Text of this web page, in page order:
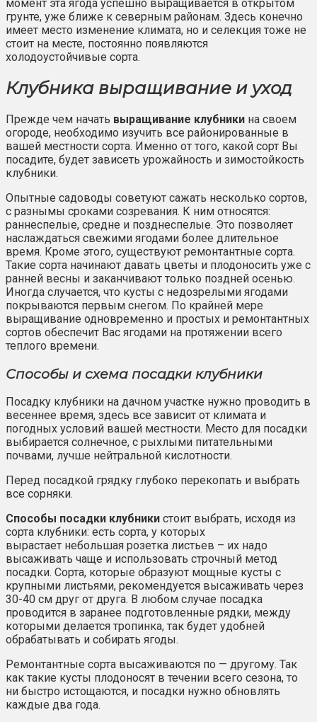
момент эта ягода успешно выращивается в открытом
грунте, уже ближе к северным районам. Здесь конечно
имеет место изменение климата, но и селекция тоже не
стоит на месте, постоянно появляются
холодоустойчивые сорта.
Клубника выращивание и уход
Прежде чем начать выращивание клубники на своем
огороде, необходимо изучить все районированные в
вашей местности сорта. Именно от того, какой сорт Вы
посадите, будет зависеть урожайность и зимостойкость
клубники.
Опытные садоводы советуют сажать несколько сортов,
с разнымы сроками созревания. К ним относятся:
раннеспелые, средне и позднеспелые. Это позволяет
наслаждаться свежими ягодами более длительное
время. Кроме этого, существуют ремонтантные сорта.
Такие сорта начинают давать цветы и плодоносить уже с
ранней весны и заканчивают только поздней осенью.
Иногда случается, что кусты с недозрелыми ягодами
покрываются первым снегом. По крайней мере
выращивание одновременно и простых и ремонтантных
сортов обеспечит Вас ягодами на протяжении всего
теплого времени.
Способы и схема посадки клубники
Посадку клубники на дачном участке нужно проводить в
весеннее время, здесь все зависит от климата и
погодных условий вашей местности. Место для посадки
выбирается солнечное, с рыхлыми питательными
почвами, лучше нейтральной кислотности.
Перед посадкой грядку глубоко перекопать и выбрать
все сорняки.
Способы посадки клубники стоит выбрать, исходя из
сорта клубники: есть сорта, у которых
вырастает небольшая розетка листьев – их надо
высаживать чаще и использовать строчный метод
посадки. Сорта, которые образуют мощные кусты с
крупными листьями, рекомендуется высаживать через
30-40 см друг от друга. В любом случае посадка
проводится в заранее подготовленные рядки, между
которыми делается тропинка, так будет удобней
обрабатывать и собирать ягоды.
Ремонтантные сорта высаживаются по — другому. Так
как такие кусты плодоносят в течении всего сезона, то
ни быстро истощаются, и посадки нужно обновлять
каждые два года.